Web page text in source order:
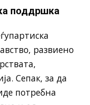
поддршка
развиено
Сепак, за да
потребна